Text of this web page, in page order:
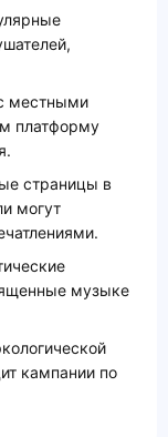
местными
платформу
страницы в
могут
музыке
кампании по